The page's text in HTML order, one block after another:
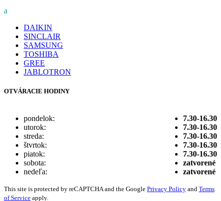
a
DAIKIN
SINCLAIR
SAMSUNG
TOSHIBA
GREE
JABLOTRON
OTVÁRACIE HODINY
pondelok:
utorok:
streda:
štvrtok:
piatok:
sobota:
nedeľa:
7.30-16.30
7.30-16.30
7.30-16.30
7.30-16.30
7.30-16.30
zatvorené
zatvorené
This site is protected by reCAPTCHA and the Google Privacy Policy and Terms
of Service apply.